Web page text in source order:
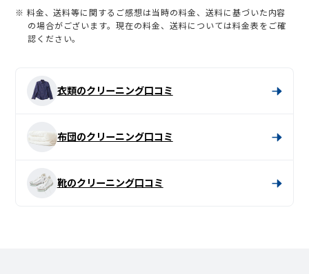
※ 料金、送料等に関するご感想は当時の料金、送料に基づいた内容
の場合がございます。現在の料金、送料については料金表をご確
認ください。
衣類のクリーニング口コミ
布団のクリーニング口コミ
靴のクリーニング口コミ